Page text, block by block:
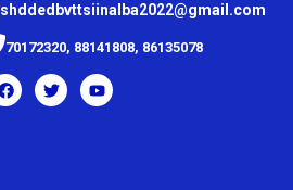
shddedbvttsiinalba2022@gmail.com
70172320, 88141808, 86135078